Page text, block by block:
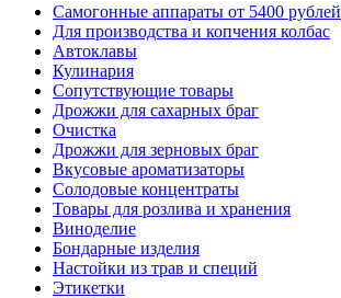
Самогонные аппараты от 5400 рублей
Для производства и копчения колбас
Автоклавы
Кулинария
Сопутствующие товары
Дрожжи для сахарных браг
Очистка
Дрожжи для зерновых браг
Вкусовые ароматизаторы
Солодовые концентраты
Товары для розлива и хранения
Виноделие
Бондарные изделия
Настойки из трав и специй
Этикетки